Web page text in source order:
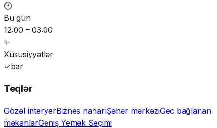
🕐
Bu gün
12:00 – 03:00
✨
Xüsusiyyətlər
✓bar
Teqlər
Gözəl interyerBiznes naharıŞəhər mərkəziGec bağlanan
məkanlarGeniş Yemək Seçimi